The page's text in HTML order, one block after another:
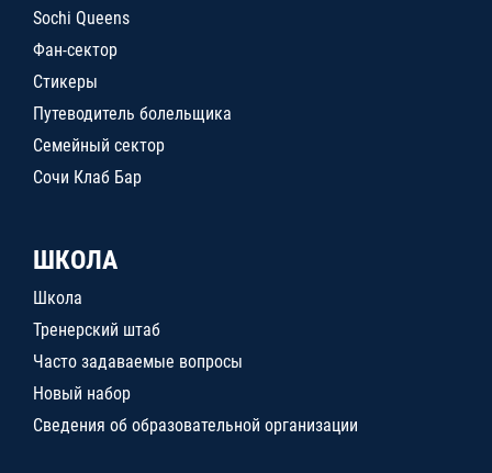
Sochi Queens
Фан-сектор
Стикеры
Путеводитель болельщика
Семейный сектор
Сочи Клаб Бар
ШКОЛА
Школа
Тренерский штаб
Часто задаваемые вопросы
Новый набор
Сведения об образовательной организации